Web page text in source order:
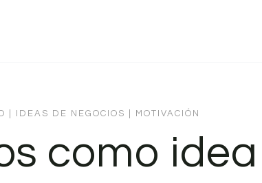
IDEAS DE NEGOCIOS MOTIVACIÓN
como idea